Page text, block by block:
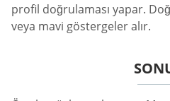
profil doğrulaması yapar.
veya mavi göstergeler alır.